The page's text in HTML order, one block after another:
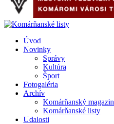
Úvod
Novinky
Správy
Kultúra
Šport
Fotogaléria
Archív
Komárňanský magazin
Komárňanské listy
Udalosti